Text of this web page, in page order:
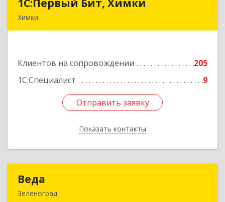
1С:Первый Бит, Химки
Химки
Клиентов на сопровождении
205
1С:Специалист
9
Отправить заявку
Показать контакты
1С:Первый Бит, Химки
Подробнее
Отправить заявку
Назад
Веда
Зеленоград